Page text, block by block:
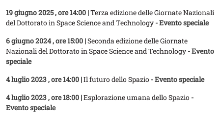
19 giugno 2025, ore 14:00 |Terza edizione delle Giornate Nazionali
del Dottorato in Space Science and Technology - Evento speciale
6 giugno 2024, ore 15:00 |Seconda edizione delle Giornate
Nazionali del Dottorato in Space Science and Technology - Evento
speciale
4 luglio 2023, ore 14:00 |Il futuro dello Spazio - Evento speciale
4 luglio 2023, ore 18:00 |Esplorazione umana dello Spazio -
Evento speciale